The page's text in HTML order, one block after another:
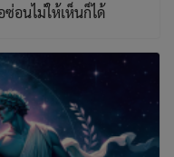
อนไม่ให้เห็นก็ได้